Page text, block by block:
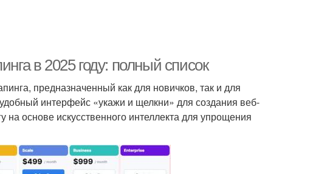
в 2025 году: полный список
предназначенный как для новичков, так и для
интерфейс «укажи и щелкни» для создания веб-
основе искусственного интеллекта для упрощения